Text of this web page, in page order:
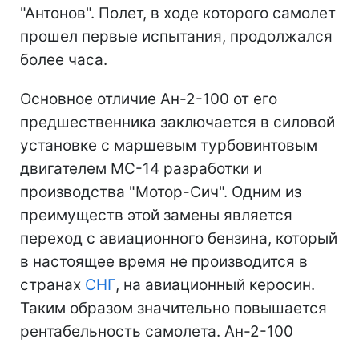
"Антонов". Полет, в ходе которого самолет
прошел первые испытания, продолжался
более часа.
Основное отличие Ан-2-100 от его
предшественника заключается в силовой
установке с маршевым турбовинтовым
двигателем МС-14 разработки и
производства "Мотор-Сич". Одним из
преимуществ этой замены является
переход с авиационного бензина, который
в настоящее время не производится в
странах СНГ, на авиационный керосин.
Таким образом значительно повышается
рентабельность самолета. Ан-2-100